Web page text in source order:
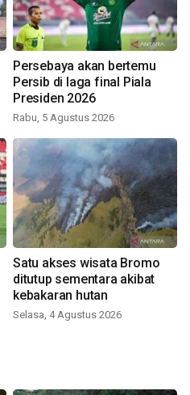
Persebaya akan bertemu
Persib di laga final Piala
Presiden 2026
Rabu, 5 Agustus 2026
Satu akses wisata Bromo
ditutup sementara akibat
kebakaran hutan
Selasa, 4 Agustus 2026